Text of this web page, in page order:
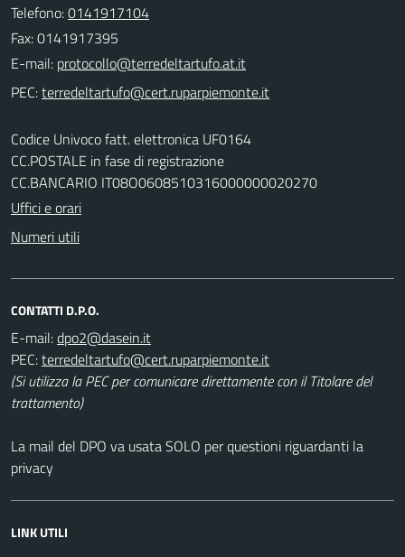
Telefono:0141917104
Fax: 0141917395
E-mail:
PEC:
Codice Univoco fatt. elettronica UF0164
CC.POSTALE in fase di registrazione
CC.BANCARIO IT08O0608510316000000020270
Uffici e orari
Numeri utili
CONTATTI D.P.O.
E-mail:
PEC:
(Si utilizza la PEC per comunicare direttamente con il Titolare del
trattamento)
La mail del DPO va usata SOLO per questioni riguardanti la
privacy
LINK UTILI